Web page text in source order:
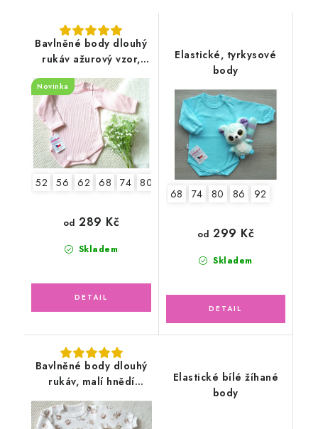
Bavlněné body dlouhý
rukáv ažurový vzor,
pudrově růžové
Novinka
52 56 62 68 74 80 92
Skladem
od 289 Kč
Elastické, tyrkysové
body
68 74 80 86 92
Skladem
od 299 Kč
Bavlněné body dlouhý
rukáv, malí hnědí
medvídci
Elastické bílé žíhané
body